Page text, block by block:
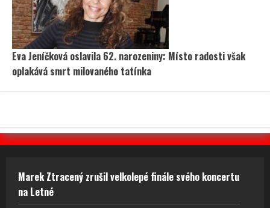
Eva Jeníčková oslavila 62. narozeniny: Místo radosti však
oplakává smrt milovaného tatínka
Marek Ztracený zrušil velkolepé finále svého koncertu
na Letné